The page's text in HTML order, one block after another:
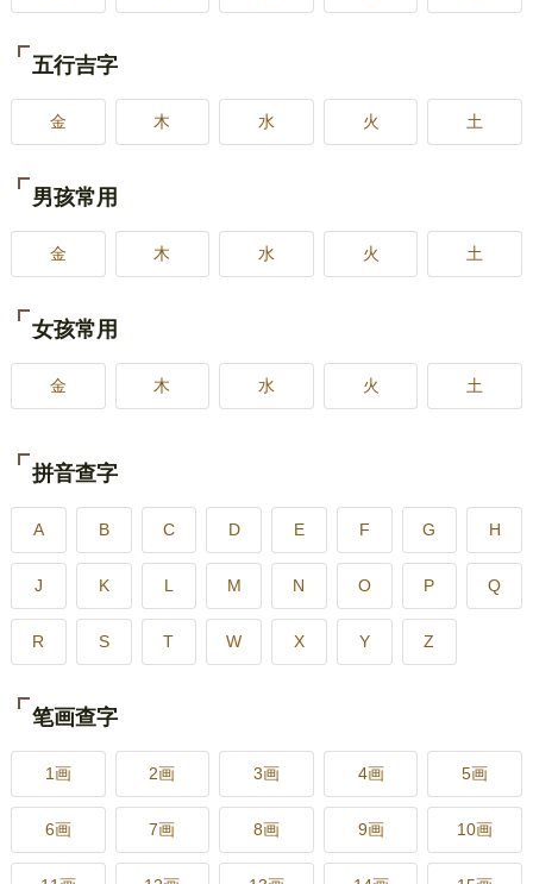
五行吉字
金 木 水 火 土
男孩常用
金 木 水 火 土
女孩常用
金 木 水 火 土
拼音查字
A B C D E F G H
J K L M N O P Q
R S T W X Y Z
笔画查字
1画 2画 3画 4画 5画
6画 7画 8画 9画 10画